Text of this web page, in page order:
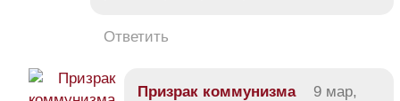
Ответить
Призрак коммунизма
9 мар,